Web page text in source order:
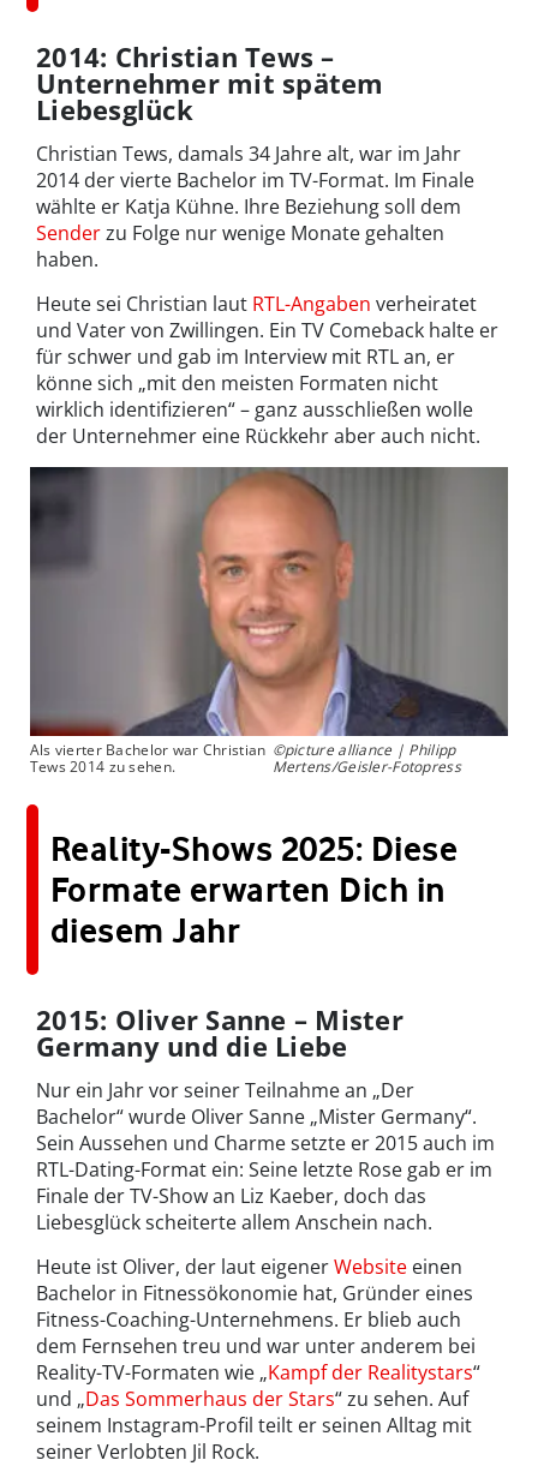
2014: Christian Tews –
Unternehmer mit spätem
Liebesglück
Christian Tews, damals 34 Jahre alt, war im Jahr
2014 der vierte Bachelor im TV-Format. Im Finale
wählte er Katja Kühne. Ihre Beziehung soll dem
Senderzu Folge nur wenige Monate gehalten
haben.
Heute sei Christian laut RTL-Angaben verheiratet
und Vater von Zwillingen. Ein TV Comeback halte er
für schwer und gab im Interview mit RTL an, er
könne sich „mit den meisten Formaten nicht
wirklich identifizieren“ – ganz ausschließen wolle
der Unternehmer eine Rückkehr aber auch nicht.
Als vierter Bachelor war Christian
Tews 2014 zu sehen.
©picture alliance | Philipp
Mertens/Geisler-Fotopress
Reality-Shows 2025: Diese
Formate erwarten Dich in
diesem Jahr
2015: Oliver Sanne – Mister
Germany und die Liebe
Nur ein Jahr vor seiner Teilnahme an „Der
Bachelor“ wurde Oliver Sanne „Mister Germany“.
Sein Aussehen und Charme setzte er 2015 auch im
RTL-Dating-Format ein: Seine letzte Rose gab er im
Finale der TV-Show an Liz Kaeber, doch das
Liebesglück scheiterte allem Anschein nach.
Heute ist Oliver, der laut eigenerWebsite einen
Bachelor in Fitnessökonomie hat, Gründer eines
Fitness-Coaching-Unternehmens. Er blieb auch
dem Fernsehen treu und war unter anderem bei
Reality-TV-Formaten wie „Kampf der Realitystars“
und „Das Sommerhaus der Stars“ zu sehen. Auf
seinem Instagram-Profil teilt er seinen Alltag mit
seiner Verlobten Jil Rock.